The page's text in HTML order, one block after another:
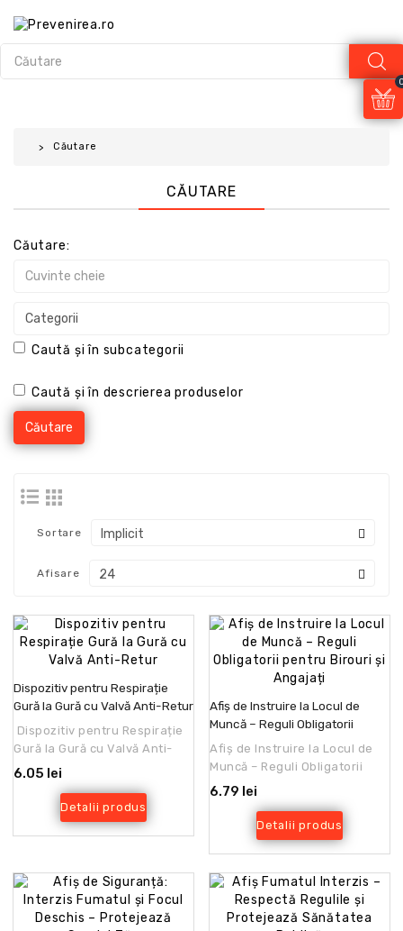
Căutare
CĂUTARE
Căutare:
Caută și în subcategorii
Caută și în descrierea produselor
Sortare
Afisare
Dispozitiv pentru Respirație
Gură la Gură cu Valvă Anti-Retur
Dispozitiv pentru Respirație
Gură la Gură cu Valvă Anti-
ReturDispozitivul pentru
respirație gu..
6.05 lei
Detalii produs
Afiș de Instruire la Locul de
Muncă – Reguli Obligatorii
pentru Birouri și Angajați
Afiș de Instruire la Locul de
Muncă – Reguli Obligatorii
pentru Birouri și
AngajațiAcest afiș are ca..
6.79 lei
Detalii produs